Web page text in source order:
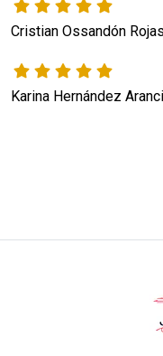
Cristian Ossandón
Karina Hernández